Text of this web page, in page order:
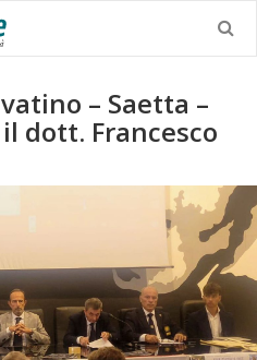
– Saetta –
dott. Francesco